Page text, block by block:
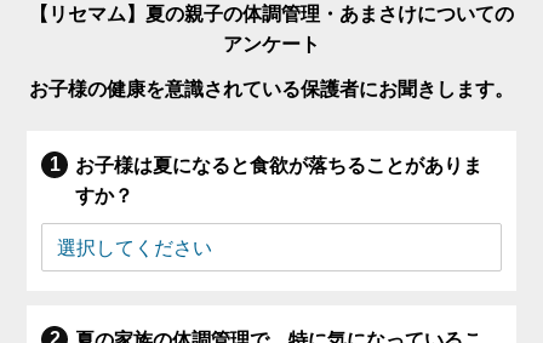
【リセマム】夏の親子の体調管理・あまさけについての
アンケート
お子様の健康を意識されている保護者にお聞きします。
お子様は夏になると食欲が落ちることがありま
すか？